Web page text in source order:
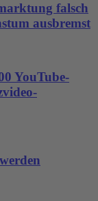
falsch
ausbremst
YouTube-